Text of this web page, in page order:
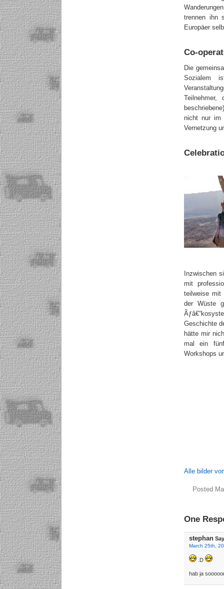
trennen ihn
Europäer
Co-
Die
Sozialem
nicht nur im
Vernetzung
Inzwischen
mit
teilweise mit
der Wüste
Geschichte
hätte mir
mal ein
Workshops
Alle bilder
Posted
One
stephan
March 25th,
.D
hab ja